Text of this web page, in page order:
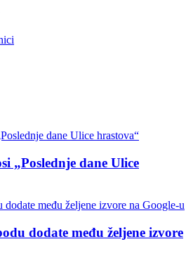
„Poslednje dane Ulice
dodate među željene izvore